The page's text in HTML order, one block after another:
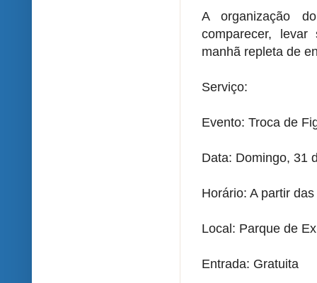
A organização
comparecer,
manhã repleta de
Serviço:
Evento: Troca de
Data: Domingo, 31
Horário: A partir
Local: Parque de
Entrada: Gratuita